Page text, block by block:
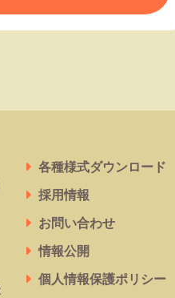
各種様式ダウンロード
採用情報
お問い合わせ
情報公開
個人情報保護ポリシー